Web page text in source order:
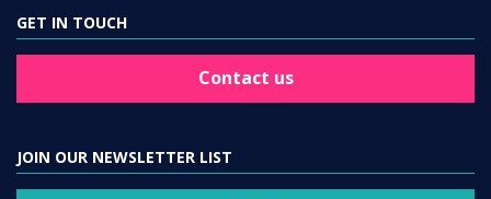
GET IN TOUCH
Contact us
JOIN OUR NEWSLETTER LIST